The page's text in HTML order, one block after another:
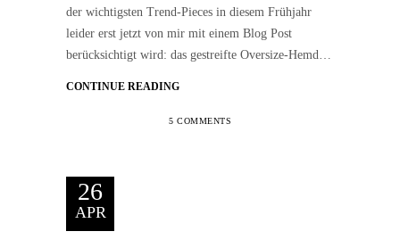
der wichtigsten Trend-Pieces in diesem Frühjahr
leider erst jetzt von mir mit einem Blog Post
berücksichtigt wird: das gestreifte Oversize-Hemd…
CONTINUE READING
5 COMMENTS
26
APR